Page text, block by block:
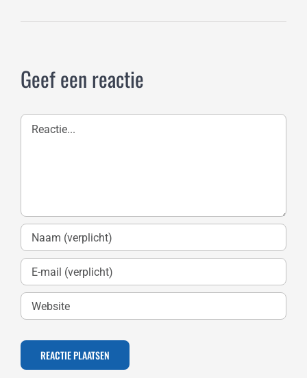
Geef een reactie
Reactie